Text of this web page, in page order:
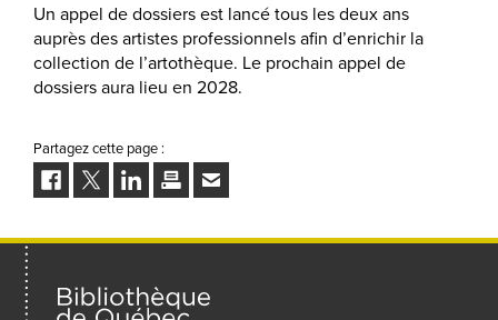
Un appel de dossiers est lancé tous les deux ans
auprès des artistes professionnels afin d’enrichir la
collection de l’artothèque. Le prochain appel de
dossiers aura lieu en 2028.
Partagez cette page :
FacebookTwitterLinkedInImprimerEnvoyer
à